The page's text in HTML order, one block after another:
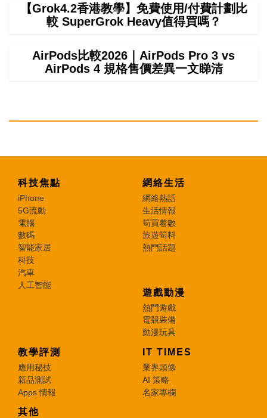
【Grok4.2香港教學】免費使用/付費計劃比
較 SuperGrok Heavy值得買嗎？
AirPods比較2026｜AirPods Pro 3 vs
AirPods 4 規格售價差異一文睇清
科技焦點
iPhone
5G流動
電腦
數碼
智能家居
科技
汽車
人工智能
網絡生活
網絡熱話
生活情報
筍買着數
旅遊筍料
熱門話題
遊戲動漫
熱門遊戲
電競裝備
動漫玩具
教學評測
應用秘技
新品測試
Apps 情報
IT TIMES
業界頭條
AI 策略
名家專欄
其他